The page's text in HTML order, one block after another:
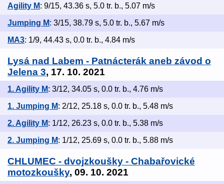
Agility M: 9/15, 43.36 s, 5.0 tr. b., 5.07 m/s
Jumping M: 3/15, 38.79 s, 5.0 tr. b., 5.67 m/s
MA3: 1/9, 44.43 s, 0.0 tr. b., 4.84 m/s
Lysá nad Labem - Patnácterák aneb závod o
Jelena 3, 17. 10. 2021
1. Agility M: 3/12, 34.05 s, 0.0 tr. b., 4.76 m/s
1. Jumping M: 2/12, 25.18 s, 0.0 tr. b., 5.48 m/s
2. Agility M: 1/12, 26.23 s, 0.0 tr. b., 5.38 m/s
2. Jumping M: 1/12, 25.69 s, 0.0 tr. b., 5.88 m/s
CHLUMEC - dvojzkoušky - Chabařovické
motozkoušky, 09. 10. 2021